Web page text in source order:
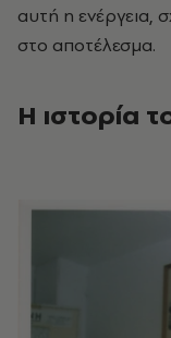
αυτή η ενέργεια,
στο αποτέλεσμα.
Η ιστορία